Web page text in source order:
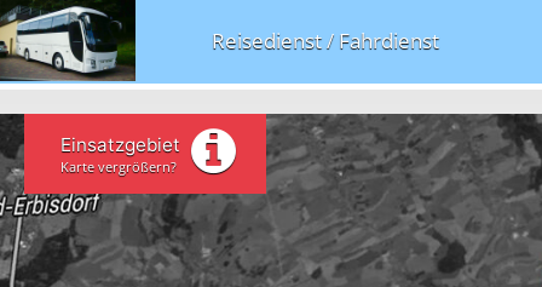
Reisedienst / Fahrdienst
Einsatzgebiet
Karte vergrößern?